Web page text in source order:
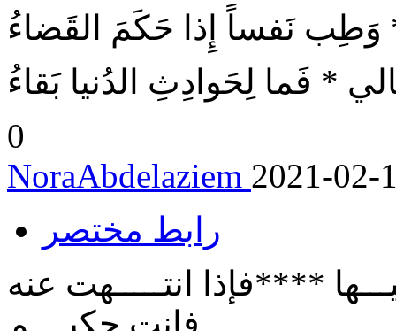
وَطِب نَفساً إِذا حَكَمَ القَضاءُ
* فَما لِحَوادِثِ الدُنيا بَقاءُ
0
NoraAbdelaziem 2021-02-
رابط مختصر
****فإذا انتـــــهت عنه